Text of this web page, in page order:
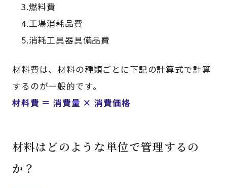
3.燃料費
4.工場消耗品費
5.消耗工具器具備品費
材料費は、材料の種類ごとに下記の計算式で計算
するのが一般的です。
材料費 ＝ 消費量 × 消費価格
材料はどのような単位で管理するの
か？